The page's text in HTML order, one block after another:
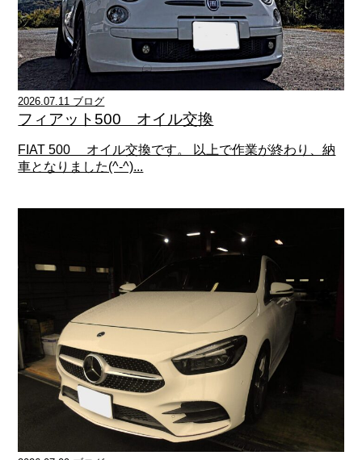
2026.07.11 ブログ
フィアット500 オイル交換
FIAT 500 オイル交換です。 以上で作業が終わり、納
車となりました(^-^)...